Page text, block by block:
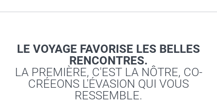
LE VOYAGE FAVORISE LES BELLES
RENCONTRES.
LA PREMIÈRE, C'EST LA NÔTRE, CO-
CRÉEONS L'ÉVASION QUI VOUS
RESSEMBLE.